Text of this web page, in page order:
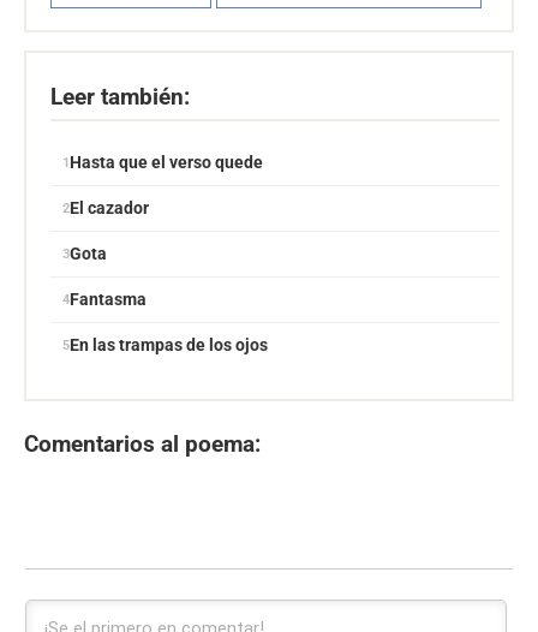
Leer también:
Hasta que el verso quede
El cazador
Gota
Fantasma
En las trampas de los ojos
Comentarios al poema: